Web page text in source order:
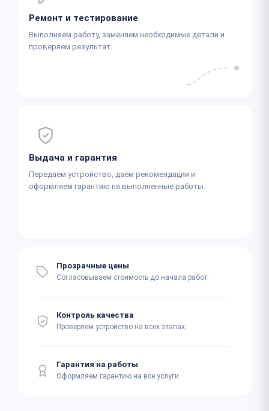
Ремонт и тестирование
Выполняем работу, заменяем необходимые детали и
проверяем результат.
Выдача и гарантия
Передаём устройство, даём рекомендации и
оформляем гарантию на выполненные работы.
Прозрачные цены
Согласовываем стоимость до начала работ.
Контроль качества
Проверяем устройство на всех этапах.
Гарантия на работы
Оформляем гарантию на все услуги.